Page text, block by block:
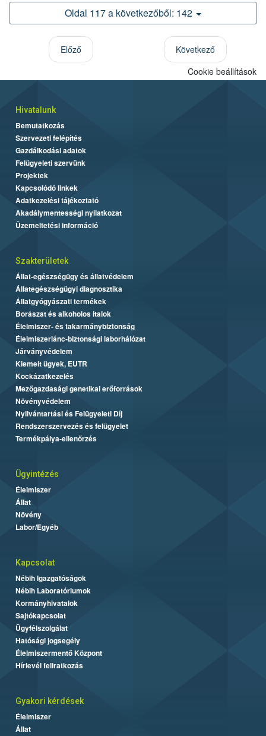
Oldal 117 a következőből: 142
Előző
Következő
Cookie beállítások
Hivatalunk
Bemutatkozás
Szervezeti felépítés
Gazdálkodási adatok
Felügyeleti szervünk
Projektek
Kapcsolódó linkek
Adatkezelési tájékoztató
Akadálymentességi nyilatkozat
Üzemeltetési információ
Szakterületek
Állat-egészségügy és állatvédelem
Állategészségügyi diagnosztika
Állatgyógyászati termékek
Borászat és alkoholos italok
Élelmiszer- és takarmánybiztonság
Élelmiszerlánc-biztonsági laborhálózat
Járványvédelem
Kiemelt ügyek, EUTR
Kockázatkezelés
Mezőgazdasági genetikai erőforrások
Növényvédelem
Nyilvántartási és Felügyeleti Díj
Rendszerszervezés és felügyelet
Termékpálya-ellenőrzés
Ügyintézés
Élelmiszer
Állat
Növény
Labor/Egyéb
Kapcsolat
Nébih Igazgatóságok
Nébih Laboratóriumok
Kormányhivatalok
Sajtókapcsolat
Ügyfélszolgálat
Hatósági jogsegély
Élelmiszermentő Központ
Hírlevél feliratkozás
Gyakori kérdések
Élelmiszer
Állat